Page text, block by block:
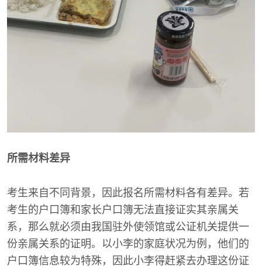
所需材料差异
考生来自不同背景，因此报名所需材料各有差异。若
考生的户口簿和家长户口簿无法直接证实其亲属关
系，那么就必须由我国驻外使领馆或公证机关提供一
份亲属关系的证明。以小李的家庭状况为例，他们的
户口簿信息较为特殊，因此小李得赶紧去办理这份证